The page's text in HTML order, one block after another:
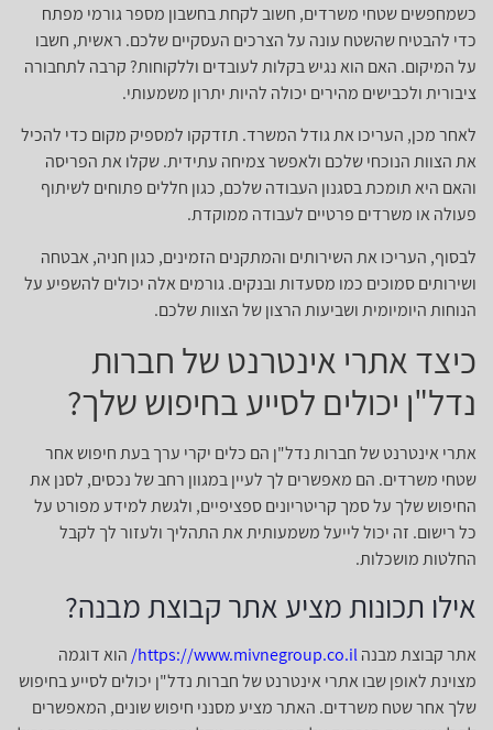
כשמחפשים שטחי משרדים, חשוב לקחת בחשבון מספר גורמי מפתח
כדי להבטיח שהשטח עונה על הצרכים העסקיים שלכם. ראשית, חשבו
על המיקום. האם הוא נגיש בקלות לעובדים וללקוחות? קרבה לתחבורה
ציבורית ולכבישים מהירים יכולה להיות יתרון משמעותי.
לאחר מכן, העריכו את גודל המשרד. תזדקקו למספיק מקום כדי להכיל
את הצוות הנוכחי שלכם ולאפשר צמיחה עתידית. שקלו את הפריסה
והאם היא תומכת בסגנון העבודה שלכם, כגון חללים פתוחים לשיתוף
פעולה או משרדים פרטיים לעבודה ממוקדת.
לבסוף, העריכו את השירותים והמתקנים הזמינים, כגון חניה, אבטחה
ושירותים סמוכים כמו מסעדות ובנקים. גורמים אלה יכולים להשפיע על
הנוחות היומיומית ושביעות הרצון של הצוות שלכם.
כיצד אתרי אינטרנט של חברות
נדל"ן יכולים לסייע בחיפוש שלך?
אתרי אינטרנט של חברות נדל"ן הם כלים יקרי ערך בעת חיפוש אחר
שטחי משרדים. הם מאפשרים לך לעיין במגוון רחב של נכסים, לסנן את
החיפוש שלך על סמך קריטריונים ספציפיים, ולגשת למידע מפורט על
כל רישום. זה יכול לייעל משמעותית את התהליך ולעזור לך לקבל
החלטות מושכלות.
אילו תכונות מציע אתר קבוצת מבנה?
אתר קבוצת מבנהhttps://www.mivnegroup.co.il/ הוא דוגמה
מצוינת לאופן שבו אתרי אינטרנט של חברות נדל"ן יכולים לסייע בחיפוש
שלך אחר שטח משרדים. האתר מציע מסנני חיפוש שונים, המאפשרים